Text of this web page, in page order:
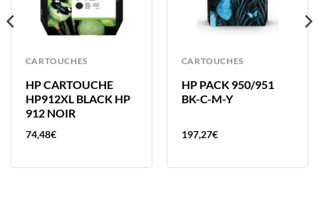
CARTOUCHES
HP CARTOUCHE
HP912XL BLACK HP
912 NOIR
74,48€
CARTOUCHES
HP PACK 950/951
BK-C-M-Y
197,27€